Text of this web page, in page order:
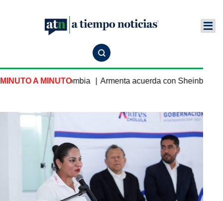
MINUTO A MINUTO
mensaje a Colombia Armenta acuerda con Sheinbaum